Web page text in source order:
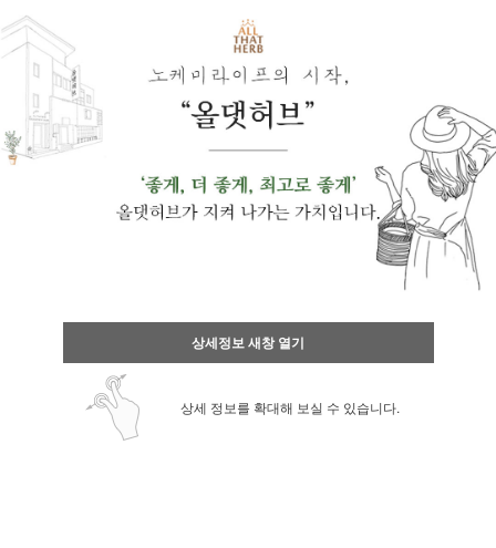
상세정보 새창 열기
상세 정보를 확대해 보실 수 있습니다.